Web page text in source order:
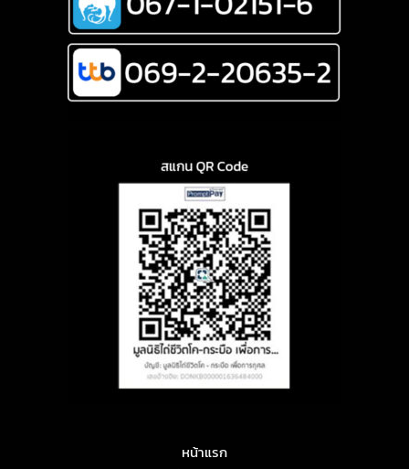
หน้าแรก